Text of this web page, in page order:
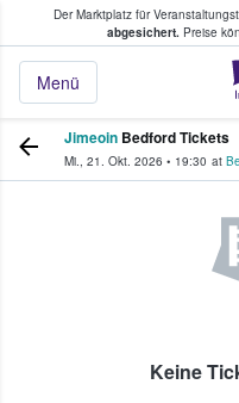
Der Marktplatz für
abgesichert.Preise
Menü
Tickets kaufen
Jimeoin Bedford Tickets
Mi., 21. Okt. 2026 • 19:30 at
Keine